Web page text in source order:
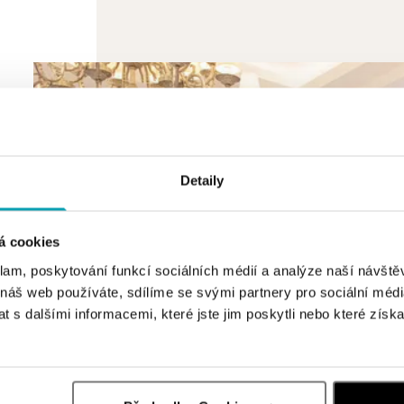
Detaily
cookies
poskytování funkcí sociálních médií a analýze naší
web používáte, sdílíme se svými partnery pro sociální
s dalšími informacemi, které jste jim poskytli nebo které